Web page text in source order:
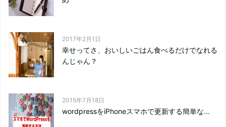
2017年2月1日
幸せってさ、おいしいごはん食べるだけでなれる
んじゃん？
2015年7月18日
wordpressをiPhoneスマホで更新する簡単な...